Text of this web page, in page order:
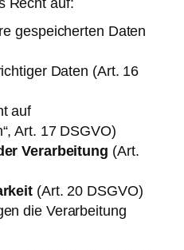
Recht auf:
gespeicherten Daten
Daten (Art. 16
auf
Art. 17 DSGVO)
Verarbeitung (Art.
(Art. 20 DSGVO)
die Verarbeitung